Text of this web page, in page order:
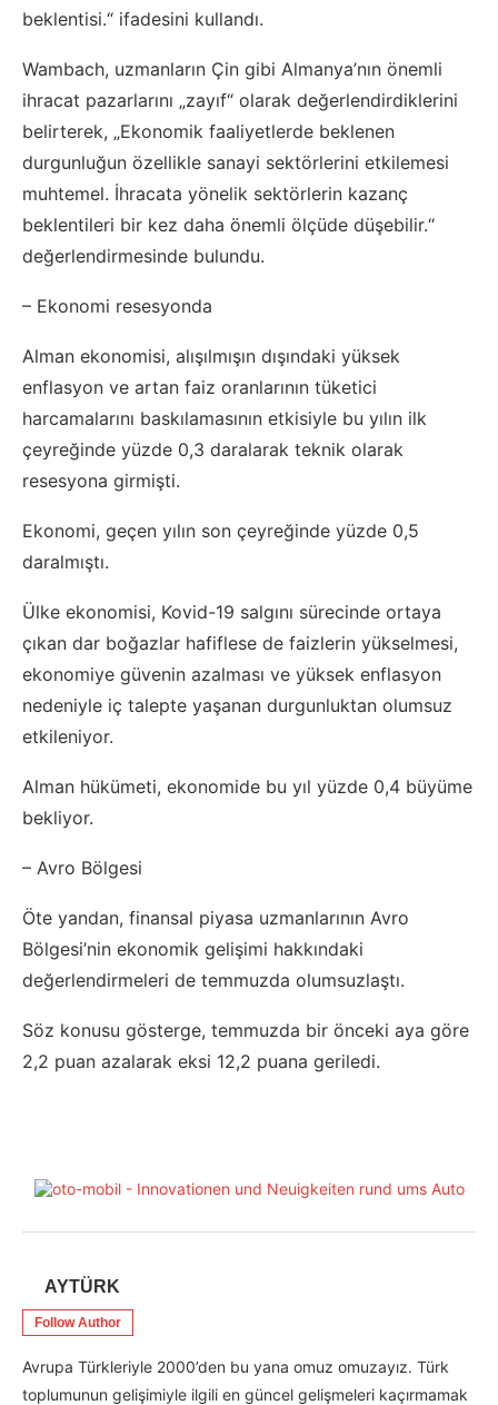
beklentisi.“ ifadesini kullandı.
Wambach, uzmanların Çin gibi Almanya’nın önemli
ihracat pazarlarını „zayıf“ olarak değerlendirdiklerini
belirterek, „Ekonomik faaliyetlerde beklenen
durgunluğun özellikle sanayi sektörlerini etkilemesi
muhtemel. İhracata yönelik sektörlerin kazanç
beklentileri bir kez daha önemli ölçüde düşebilir.“
değerlendirmesinde bulundu.
– Ekonomi resesyonda
Alman ekonomisi, alışılmışın dışındaki yüksek
enflasyon ve artan faiz oranlarının tüketici
harcamalarını baskılamasının etkisiyle bu yılın ilk
çeyreğinde yüzde 0,3 daralarak teknik olarak
resesyona girmişti.
Ekonomi, geçen yılın son çeyreğinde yüzde 0,5
daralmıştı.
Ülke ekonomisi, Kovid-19 salgını sürecinde ortaya
çıkan dar boğazlar hafiflese de faizlerin yükselmesi,
ekonomiye güvenin azalması ve yüksek enflasyon
nedeniyle iç talepte yaşanan durgunluktan olumsuz
etkileniyor.
Alman hükümeti, ekonomide bu yıl yüzde 0,4 büyüme
bekliyor.
– Avro Bölgesi
Öte yandan, finansal piyasa uzmanlarının Avro
Bölgesi’nin ekonomik gelişimi hakkındaki
değerlendirmeleri de temmuzda olumsuzlaştı.
Söz konusu gösterge, temmuzda bir önceki aya göre
2,2 puan azalarak eksi 12,2 puana geriledi.
AYTÜRK
Follow Author
Avrupa Türkleriyle 2000’den bu yana omuz omuzayız. Türk
toplumunun gelişimiyle ilgili en güncel gelişmeleri kaçırmamak